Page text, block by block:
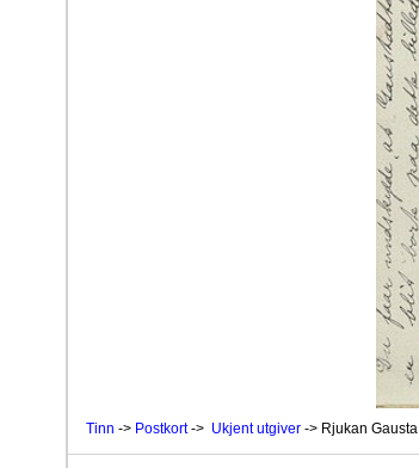
Tinn -> Postkort-> Ukjent utgiver -> Rjukan Gausta